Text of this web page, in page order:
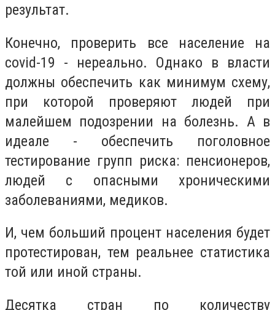
результат.
Конечно, проверить все население на
covid-19 - нереально. Однако в власти
должны обеспечить как минимум схему,
при которой проверяют людей при
малейшем подозрении на болезнь. А в
идеале - обеспечить поголовное
тестирование групп риска: пенсионеров,
людей с опасными хроническими
заболеваниями, медиков.
И, чем больший процент населения будет
протестирован, тем реальнее статистика
той или иной страны.
Десятка стран по количеству